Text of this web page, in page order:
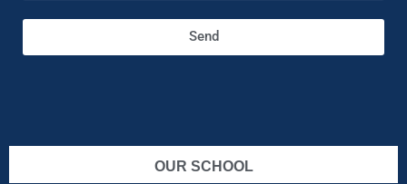
Send
OUR SCHOOL